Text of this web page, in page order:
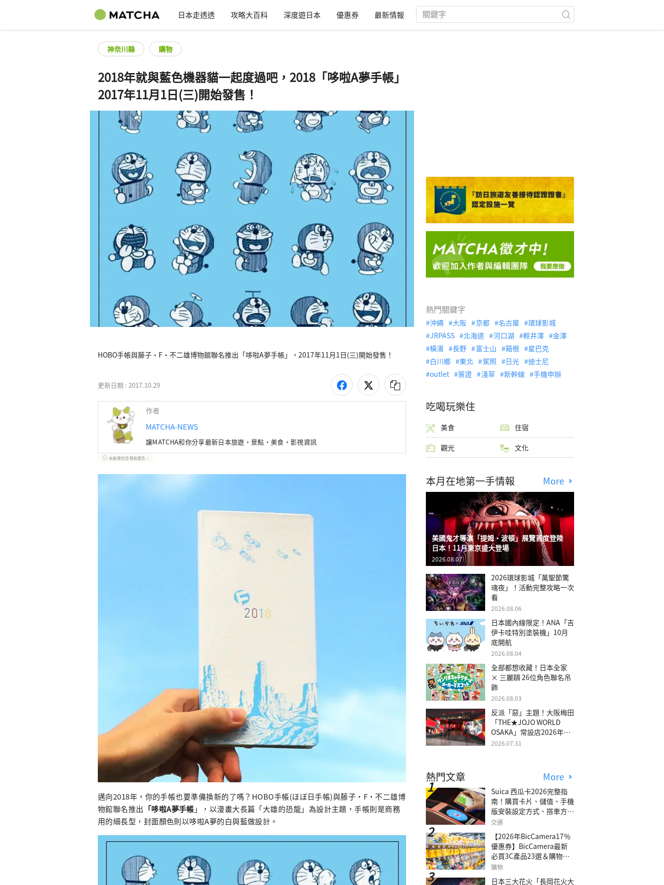
日本走透透 攻略大百科 深度遊日本 優惠券 最新情報
神奈川縣 購物
2018年就與藍色機器貓一起度過吧，2018「哆啦A夢手帳」
2017年11月1日(三)開始發售！
更新日期 : 2017.10.29
作者
MATCHA-NEWS
讓MATCHA和你分享最新日本旅遊・景點・美食・影視資訊
本服務包含贊助廣告。
邁向2018年，你的手帳也要準備換新的了嗎？HOBO手帳(ほぼ日手帳)與藤子・F・不二雄博
物館聯名推出 「哆啦A夢手帳 」，以漫畫大長篇「大雄的恐龍」為設計主題，手帳則是商務
用的細長型，封面顏色則以哆啦A夢的白與藍做設計。
熱門關鍵字
沖繩 大阪 京都 名古屋
環球影城
JRPASS
北海道 河口湖 輕井澤
金澤
橫濱
長野 富士山 箱根
星巴克
白川鄉
東北 駕照 日光
迪士尼
outlet
簽證 淺草 新幹線 手機申辦
吃喝玩樂住
美食 住宿
觀光 文化
本月在地第一手情報 More
美國鬼才導演「提姆・波頓」展覽首度登陸
日本！11月東京盛大登場
2026.08.07
2026環球影城「萬聖節驚
魂夜」！活動完整攻略一次
看
2026.08.06
日本國內線限定！ANA「吉
伊卡哇特別塗裝機」10月
底開航
2026.08.04
全部都想收藏！日本全家
× 三麗鷗 26位角色聯名吊
飾
2026.08.03
反派「惡」主題！大阪梅田
「THE★JOJO WORLD
OSAKA」常設店2026年冬
季開幕
2026.07.31
熱門文章 More
Suica 西瓜卡2026完整指
南！購買卡片、儲值、手機
版安裝設定方式、搭車方
法、常見問題解答！
交通
【2026年BicCamera17％
優惠券】BicCamera最新
必買3C產品23選＆購物攻
略
購物
日本三大花火「長岡花火大